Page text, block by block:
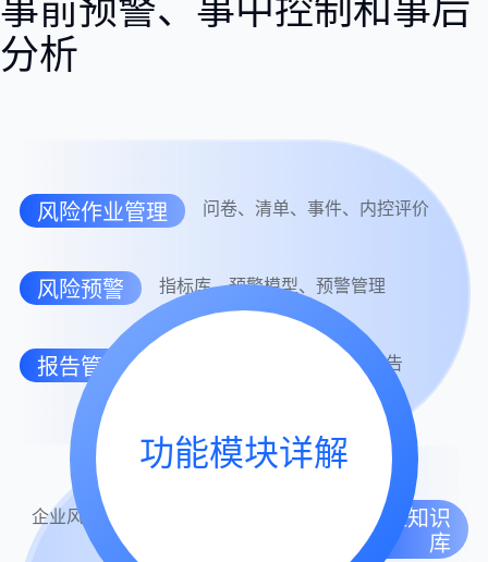
分析
风险作业管理 问卷、清单、事件、内控评价
风险预警 指标库、预警模型、预警管理
报告管理 月度报告、年度报告、专项报告
功能模块详解
企业风险库、条线风险库、应对措施 风险知识
库